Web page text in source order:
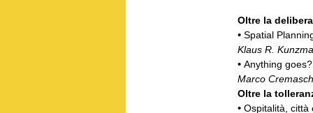
Oltre la
• Spatial
Klaus R.
• Anything
Marco
Oltre la
• Ospitalità, città